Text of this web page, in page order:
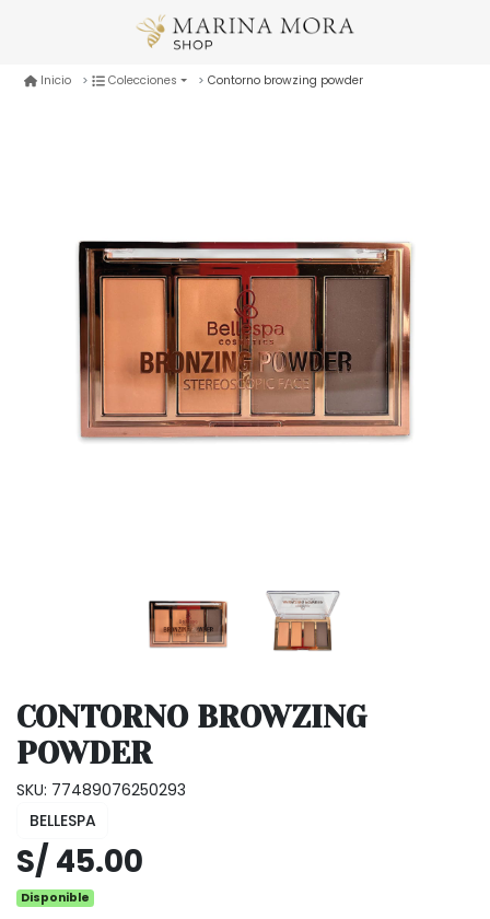
Inicio Colecciones Contorno browzing powder
CONTORNO BROWZING
POWDER
SKU: 77489076250293
BELLESPA
S/ 45.00
Disponible